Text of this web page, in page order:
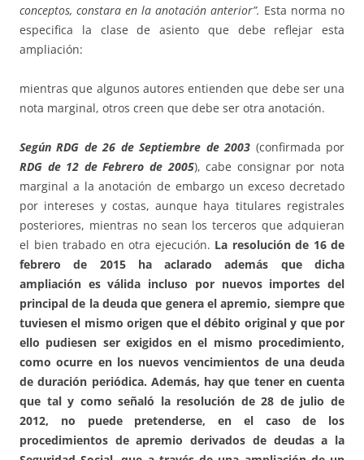
conceptos, constara en la anotación anterior”. Esta norma no
especifica la clase de asiento que debe reflejar esta
ampliación:
mientras que algunos autores entienden que debe ser una
nota marginal, otros creen que debe ser otra anotación.
Según RDG de 26 de Septiembre de 2003 (confirmada por
RDG de 12 de Febrero de 2005), cabe consignar por nota
marginal a la anotación de embargo un exceso decretado
por intereses y costas, aunque haya titulares registrales
posteriores, mientras no sean los terceros que adquieran
el bien trabado en otra ejecución. La resolución de 16 de
febrero de 2015 ha aclarado además que dicha
ampliación es válida incluso por nuevos importes del
principal de la deuda que genera el apremio, siempre que
tuviesen el mismo origen que el débito original y que por
ello pudiesen ser exigidos en el mismo procedimiento,
como ocurre en los nuevos vencimientos de una deuda
de duración periódica. Además, hay que tener en cuenta
que tal y como señaló la resolución de 28 de julio de
2012, no puede pretenderse, en el caso de los
procedimientos de apremio derivados de deudas a la